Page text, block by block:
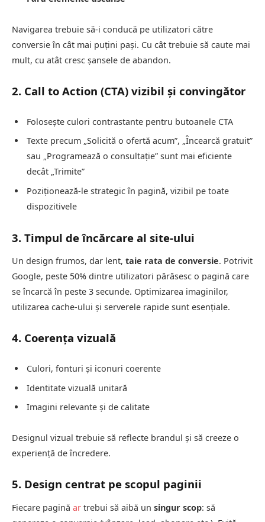
Navigarea trebuie să-i conducă pe utilizatori către
conversie în cât mai puțini pași. Cu cât trebuie să caute mai
mult, cu atât cresc șansele de abandon.
2. Call to Action (CTA) vizibil și convingător
Folosește culori contrastante pentru butoanele CTA
Texte precum „Solicită o ofertă acum”, „Încearcă gratuit”
sau „Programează o consultație” sunt mai eficiente
decât „Trimite”
Poziționează-le strategic în pagină, vizibil pe toate
dispozitivele
3. Timpul de încărcare al site-ului
Un design frumos, dar lent, taie rata de conversie. Potrivit
Google, peste 50% dintre utilizatori părăsesc o pagină care
se încarcă în peste 3 secunde. Optimizarea imaginilor,
utilizarea cache-ului și serverele rapide sunt esențiale.
4. Coerența vizuală
Culori, fonturi și iconuri coerente
Identitate vizuală unitară
Imagini relevante și de calitate
Designul vizual trebuie să reflecte brandul și să creeze o
experiență de încredere.
5. Design centrat pe scopul paginii
Fiecare pagină ar trebui să aibă un singur scop: să